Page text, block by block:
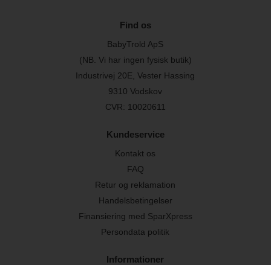
Find os
BabyTrold ApS
(NB. Vi har ingen fysisk butik)
Industrivej 20E, Vester Hassing
9310 Vodskov
CVR: 10020611
Kundeservice
Kontakt os
FAQ
Retur og reklamation
Handelsbetingelser
Finansiering med SparXpress
Persondata politik
Informationer